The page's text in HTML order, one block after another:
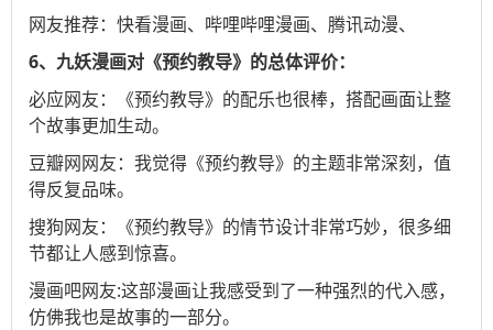
网友推荐： 快看漫画、 哔哩哔哩漫画、 腾讯动漫、
6、九妖漫画对《预约教导》的总体评价：
必应网友：《预约教导》的配乐也很棒，搭配画面让整
个故事更加生动。
豆瓣网网友：我觉得《预约教导》的主题非常深刻，值
得反复品味。
搜狗网友：《预约教导》的情节设计非常巧妙，很多细
节都让人感到惊喜。
漫画吧网友:这部漫画让我感受到了一种强烈的代入感，
仿佛我也是故事的一部分。